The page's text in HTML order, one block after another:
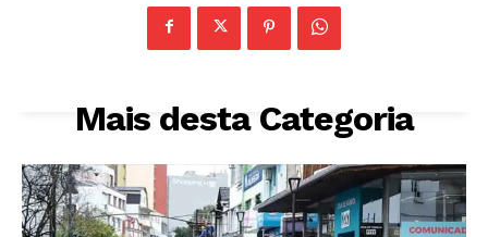
Mais desta Categoria